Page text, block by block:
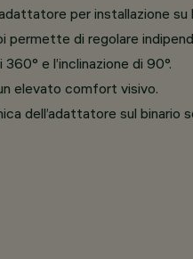
per installazione su
permette di regolare
e l’inclinazione di 90°.
elevato comfort visivo.
dell’adattatore sul binario